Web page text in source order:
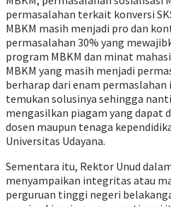
permasalahan terkait konversi
MBKM masih menjadi pro dan
permasalahan 30% yang
program MBKM dan minat
MBKM yang masih menjadi
berharap dari enam permaslahan
temukan solusinya sehingga
mengasilkan piagam yang dapat
dosen maupun tenaga
Universitas Udayana.
Sementara itu, Rektor Unud
menyampaikan integritas atau
perguruan tinggi negeri